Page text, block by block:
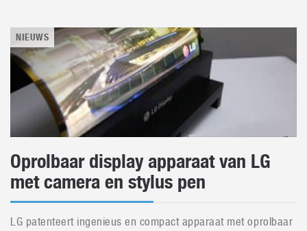
NIEUWS
Oprolbaar display apparaat van LG
met camera en stylus pen
LG patenteert ingenieus en compact apparaat met oprolbaar